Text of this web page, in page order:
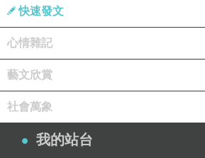
快速發文
心情雜記
藝文欣賞
社會萬象
我的站台